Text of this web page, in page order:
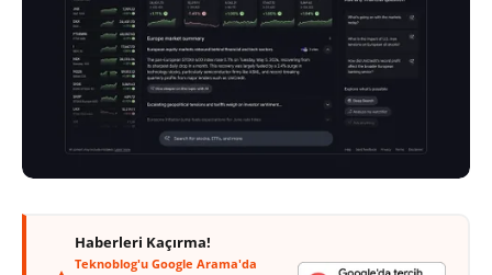
Haberleri Kaçırma!
Teknoblog'u Google Arama'da